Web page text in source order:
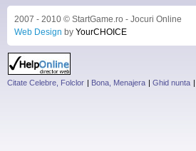
2007 - 2010 © StartGame.ro - Jocuri Online
Web Design by YourCHOICE
Citate Celebre, Folclor | Bona, Menajera | Ghid nunta |